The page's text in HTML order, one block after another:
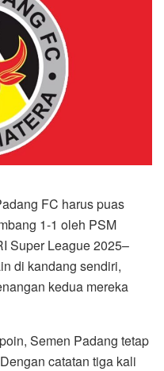
FC harus puas
1-1 oleh PSM
Super League 2025–
di kandang sendiri,
kedua mereka
Semen Padang tetap
catatan tiga kali